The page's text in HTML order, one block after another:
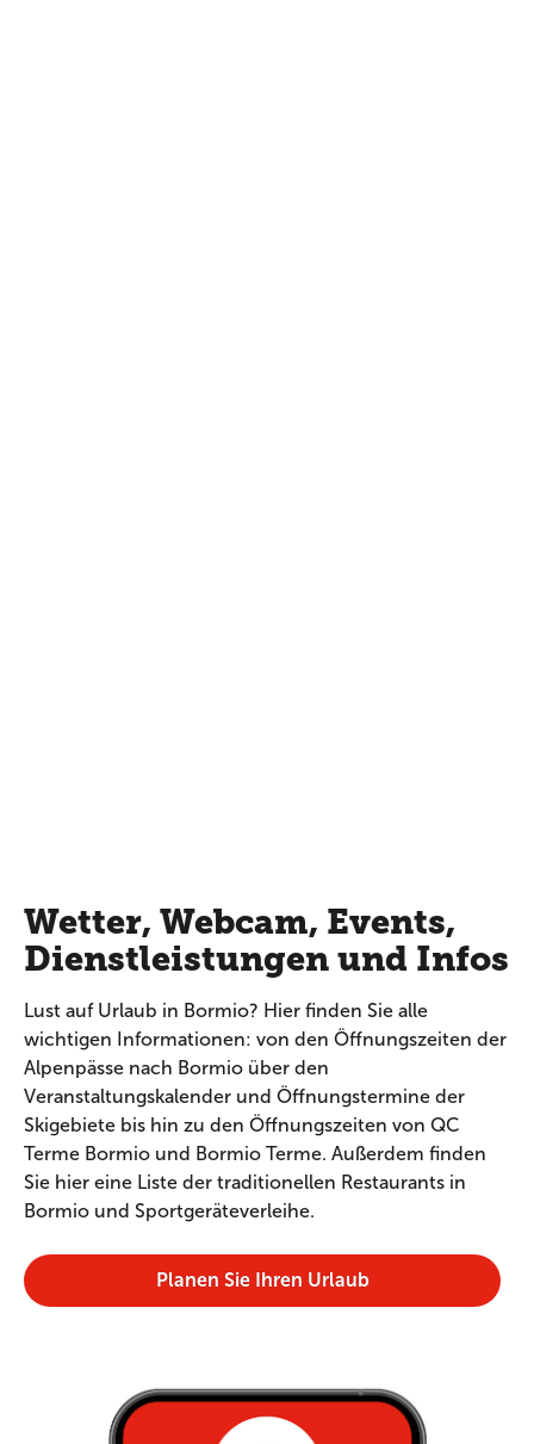
Wetter, Webcam, Events,
Dienstleistungen und Infos
Lust auf Urlaub in Bormio? Hier finden Sie alle
wichtigen Informationen: von den Öffnungszeiten der
Alpenpässe nach Bormio über den
Veranstaltungskalender und Öffnungstermine der
Skigebiete bis hin zu den Öffnungszeiten von QC
Terme Bormio und Bormio Terme. Außerdem finden
Sie hier eine Liste der traditionellen Restaurants in
Bormio und Sportgeräteverleihe.
Planen Sie Ihren Urlaub